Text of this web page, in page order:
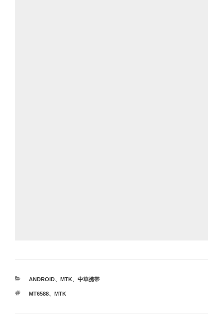
カ
ゴ
ANDROID、 MTK、 中華携帯
タ
MT6588、 MTK